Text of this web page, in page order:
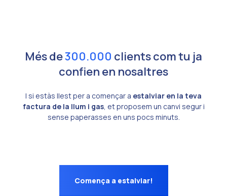
Més de300.000 clients com tu ja
confien en nosaltres
I si estàs llest per a començar a estalviar en la teva
factura de la llum i gas, et proposem un canvi segur i
sense paperasses en uns pocs minuts.
Comença a estalviar!